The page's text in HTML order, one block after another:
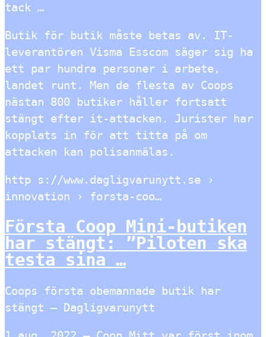
tack …
Butik för butik måste betas av. IT-
leverantören Visma Esscom säger sig ha
ett par hundra personer i arbete,
landet runt. Men de flesta av Coops
nästan 800 butiker håller fortsatt
stängt efter it-attacken. Jurister har
kopplats in för att titta på om
attacken kan polisanmälas.
http s://www.dagligvarunytt.se ›
innovation › forsta-coo…
Första Coop Mini-butiken
har stängt: ”Piloten ska
testa sina …
Coops första obemannade butik har
stängt – Dagligvarunytt